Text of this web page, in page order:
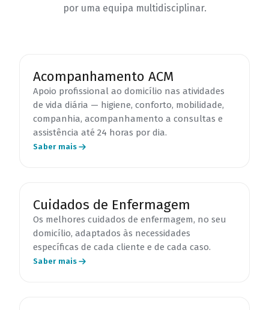
por uma equipa multidisciplinar.
Acompanhamento ACM
Apoio profissional ao domicílio nas atividades
de vida diária — higiene, conforto, mobilidade,
companhia, acompanhamento a consultas e
assistência até 24 horas por dia.
Saber mais
Cuidados de Enfermagem
Os melhores cuidados de enfermagem, no seu
domicílio, adaptados às necessidades
específicas de cada cliente e de cada caso.
Saber mais